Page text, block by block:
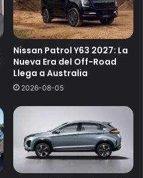
Nissan Patrol Y63 2027: La
Nueva Era del Off-Road
Llega a Australia
2026-08-05